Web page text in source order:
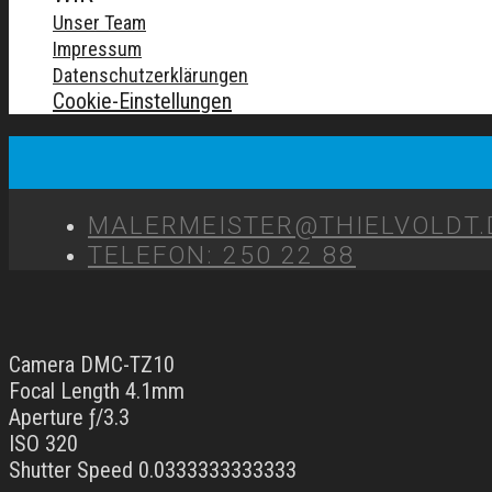
Unser Team
Impressum
Datenschutzerklärungen
Cookie-Einstellungen
TELEFON: 250 22 88
Camera DMC-TZ10
Focal Length 4.1mm
Aperture ƒ/3.3
ISO 320
Shutter Speed 0.0333333333333